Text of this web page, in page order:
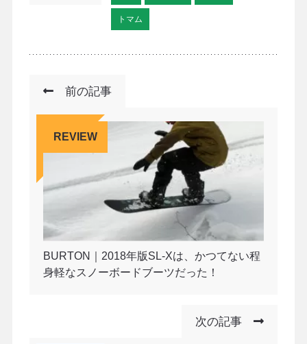
トマム
前の記事
REVIEW
BURTON｜2018年版SL-Xは、かつてない程
身軽なスノーボードブーツだった！
次の記事